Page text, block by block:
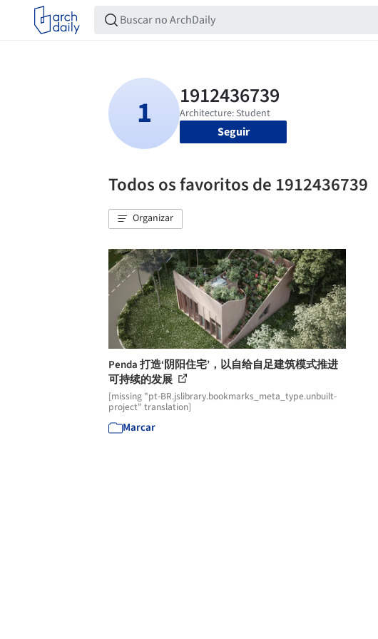
Seguir
Todos os favoritos de 1912436739
Organizar
Penda 打造‘阴阳住宅’，以自给自足建筑模式推进
可持续的发展
[missing "pt-BR.jslibrary.bookmarks_meta_type.unbuilt-
project" translation]
Marcar